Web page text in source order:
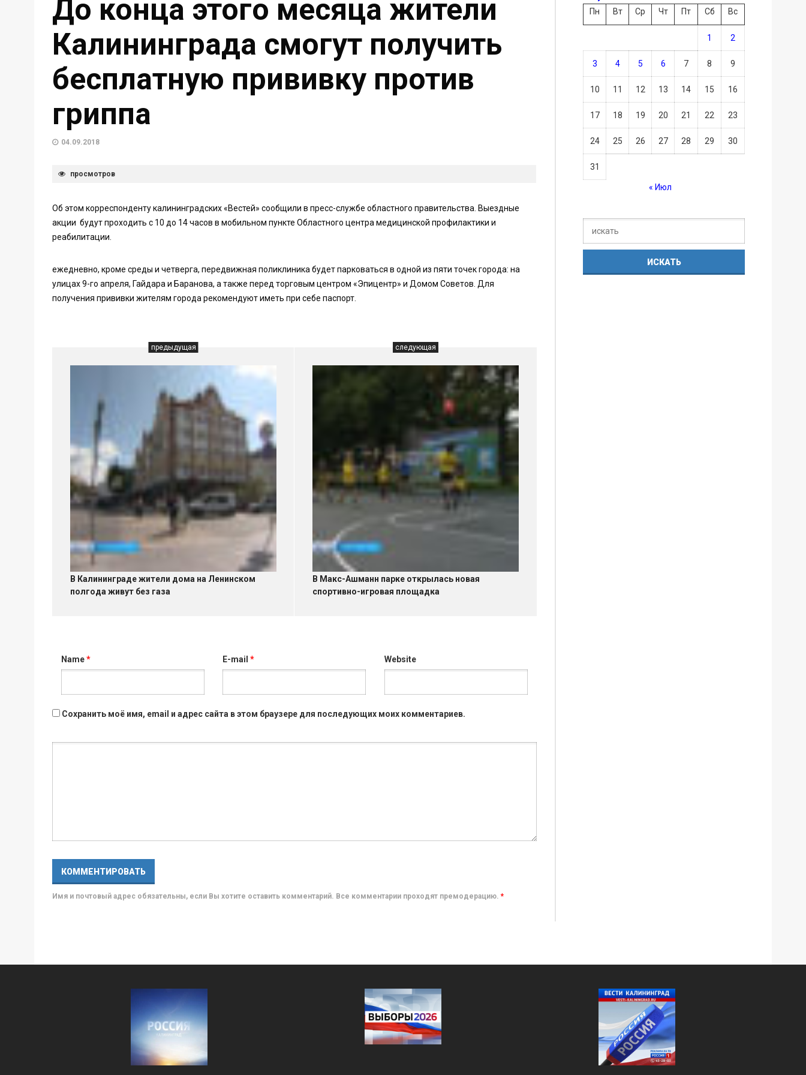
До конца этого месяца жители
Калининграда смогут получить
бесплатную прививку против
гриппа
04.09.2018
просмотров
Об этом корреспонденту калининградских «Вестей» сообщили в пресс-службе областного правительства. Выездные
акции будут проходить с 10 до 14 часов в мобильном пункте Областного центра медицинской профилактики и
реабилитации.
ежедневно, кроме среды и четверга, передвижная поликлиника будет парковаться в одной из пяти точек города: на
улицах 9-го апреля, Гайдара и Баранова, а также перед торговым центром «Эпицентр» и Домом Советов. Для
получения прививки жителям города рекомендуют иметь при себе паспорт.
предыдущая
В Калининграде жители дома на Ленинском
полгода живут без газа
следующая
В Макс-Ашманн парке открылась новая
спортивно-игровая площадка
Name* E-mail* Website
Сохранить моё имя, email и адрес сайта в этом браузере для последующих моих комментариев.
Имя и почтовый адрес обязательны, если Вы хотите оставить комментарий. Все комментарии проходят премодерацию. *
Пн
Вт Ср Чт Пт Сб Вс
1 2
3 4 5 6 7 8 9
10 11 12 13 14 15 16
17 18 19 20 21 22 23
24 25 26 27 28 29 30
31
« Июл